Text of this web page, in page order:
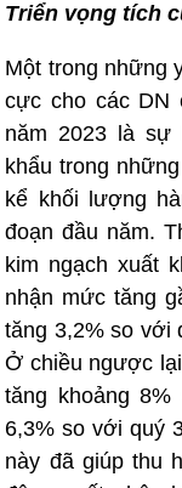
Triển vọng tích
Một trong những
cực cho các DN
năm 2023 là sự
khẩu trong
kể khối lượng
đoạn đầu năm.
kim ngạch xuất
nhận mức tăng
tăng 3,2% so với
Ở chiều ngược
tăng khoảng
6,3% so với quý
này đã giúp thu